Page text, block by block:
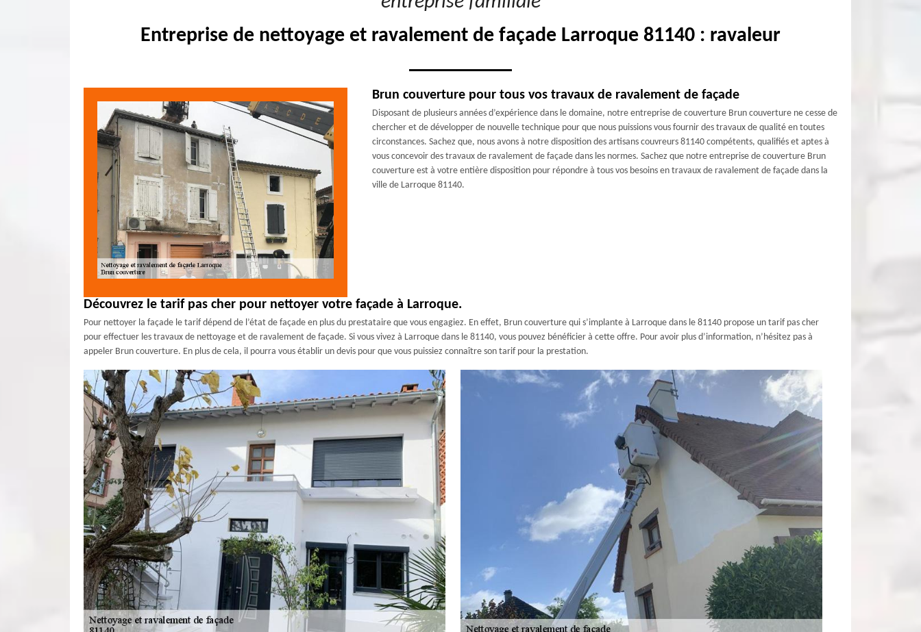
Entreprise de nettoyage et ravalement de façade Larroque 81140 : ravaleur
Brun couverture pour tous vos travaux de ravalement de façade
Disposant de plusieurs années d’expérience dans le domaine, notre entreprise de couverture Brun couverture ne cesse de
chercher et de développer de nouvelle technique pour que nous puissions vous fournir des travaux de qualité en toutes
circonstances. Sachez que, nous avons à notre disposition des artisans couvreurs 81140 compétents, qualifiés et aptes à
vous concevoir des travaux de ravalement de façade dans les normes. Sachez que notre entreprise de couverture Brun
couverture est à votre entière disposition pour répondre à tous vos besoins en travaux de ravalement de façade dans la
ville de Larroque 81140.
Découvrez le tarif pas cher pour nettoyer votre façade à Larroque.
Pour nettoyer la façade le tarif dépend de l’état de façade en plus du prestataire que vous engagiez. En effet, Brun couverture qui s’implante à Larroque dans le 81140 propose un tarif pas cher
pour effectuer les travaux de nettoyage et de ravalement de façade. Si vous vivez à Larroque dans le 81140, vous pouvez bénéficier à cette offre. Pour avoir plus d’information, n’hésitez pas à
appeler Brun couverture. En plus de cela, il pourra vous établir un devis pour que vous puissiez connaître son tarif pour la prestation.